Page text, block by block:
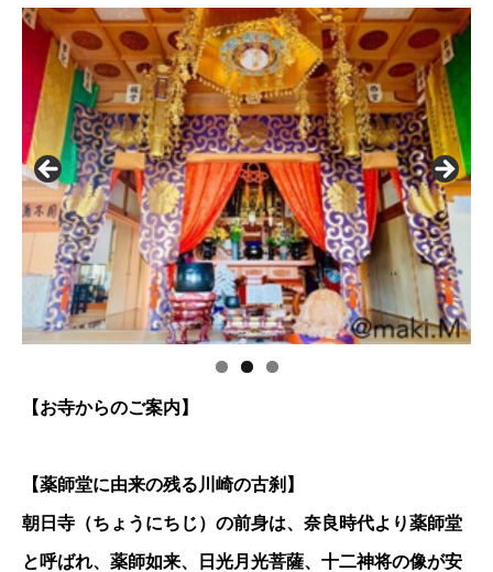
【お寺からのご案内】
【薬師堂に由来の残る川崎の古刹】
朝日寺（ちょうにちじ）の前身は、奈良時代より薬師堂
と呼ばれ、薬師如来、日光月光菩薩、十二神将の像が安